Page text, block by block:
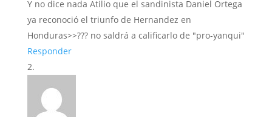
Y no dice nada Atilio que el sandinista Daniel Ortega
ya reconoció el triunfo de Hernandez en
Honduras>>??? no saldrá a calificarlo de "pro-yanqui"
Responder